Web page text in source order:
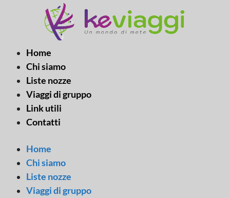
Home
Chi siamo
Liste nozze
Viaggi di gruppo
Link utili
Contatti
Home
Chi siamo
Liste nozze
Viaggi di gruppo